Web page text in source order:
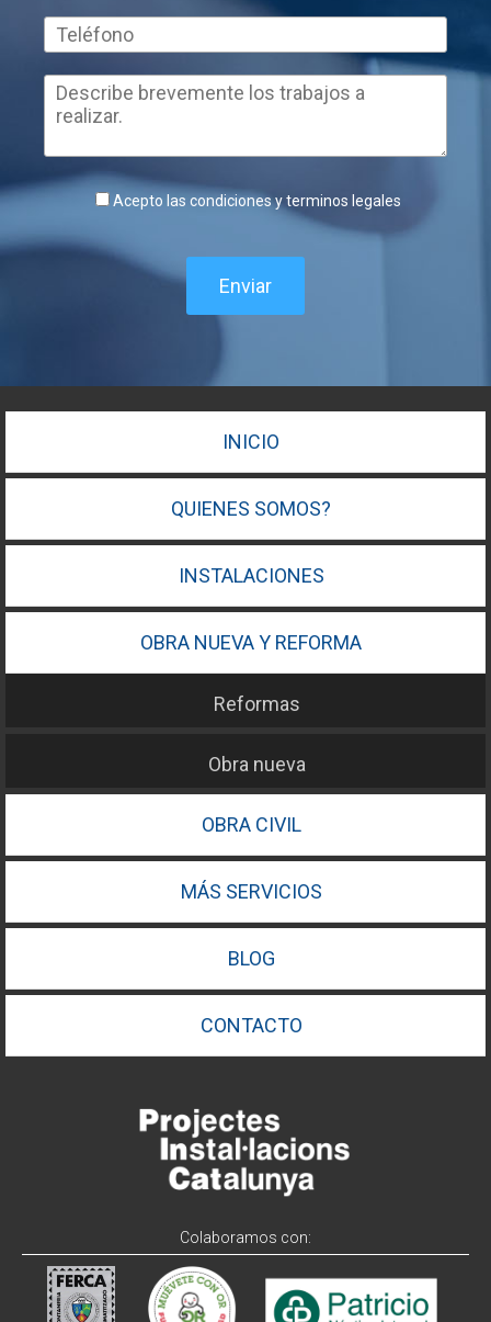
Acepto las condiciones y terminos legales
Enviar
INICIO
QUIENES SOMOS?
INSTALACIONES
OBRA NUEVA Y REFORMA
Reformas
Obra nueva
OBRA CIVIL
MÁS SERVICIOS
BLOG
CONTACTO
Colaboramos con: